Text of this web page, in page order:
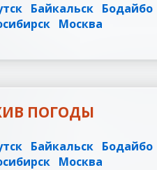
Байкальск Бодайбо
Москва
ПОГОДЫ
Байкальск Бодайбо
Москва